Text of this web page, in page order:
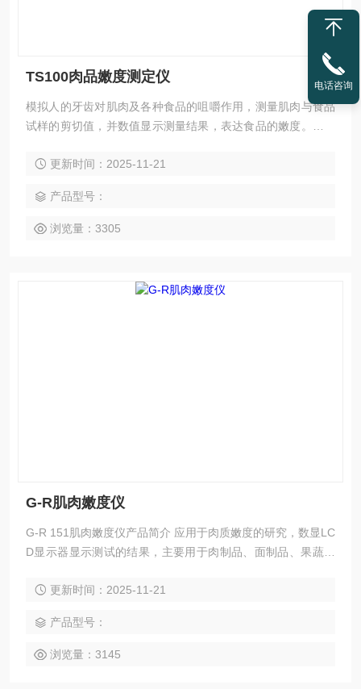
TS100肉品嫩度测定仪
模拟人的牙齿对肌肉及各种食品的咀嚼作用，测量肌肉与食品
试样的剪切值，并数值显示测量结果，表达食品的嫩度。肌肉
的嫩度、硬度等物性参数测定，对肉品质分析以及家畜育种提
理想检测设备。
更新时间：2025-11-21
产品型号：
浏览量：3305
G-R肌肉嫩度仪
G-R 151肌肉嫩度仪产品简介 应用于肉质嫩度的研究，数显LC
D显示器显示测试的结果，主要用于肉制品、面制品、果蔬等
更新时间：2025-11-21
产品型号：
浏览量：3145
电话咨询